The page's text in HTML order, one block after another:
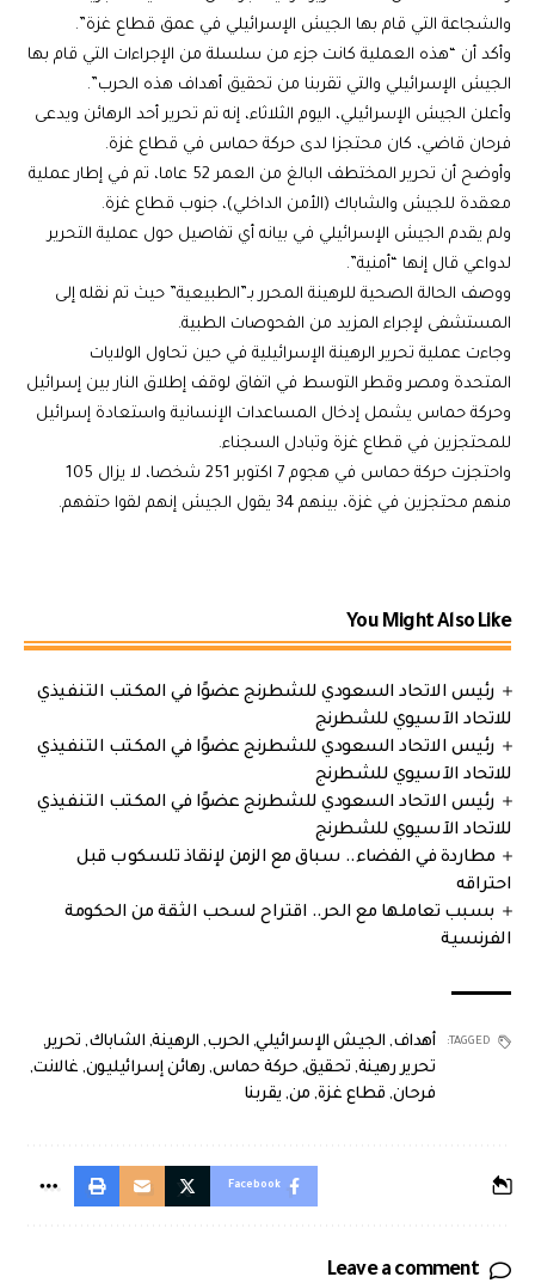
والشجاعة التي قام بها الجيش الإسرائيلي في عمق قطاع غزة”.
وأكد أن “هذه العملية كانت جزء من سلسلة من الإجراءات التي قام بها
الجيش الإسرائيلي والتي تقربنا من تحقيق أهداف هذه الحرب”.
وأعلن الجيش الإسرائيلي، اليوم الثلاثاء، إنه تم تحرير أحد الرهائن ويدعى
فرحان قاضي، كان محتجزا لدى حركة حماس في قطاع غزة.
وأوضح أن تحرير المختطف البالغ من العمر 52 عاما، تم في إطار عملية
معقدة للجيش والشاباك (الأمن الداخلي)، جنوب قطاع غزة.
ولم يقدم الجيش الإسرائيلي في بيانه أي تفاصيل حول عملية التحرير
لدواعي قال إنها “أمنية”.
ووصف الحالة الصحية للرهينة المحرر بـ”الطبيعية” حيث تم نقله إلى
المستشفى لإجراء المزيد من الفحوصات الطبية.
وجاءت عملية تحرير الرهينة الإسرائيلية في حين تحاول الولايات
المتحدة ومصر وقطر التوسط في اتفاق لوقف إطلاق النار بين إسرائيل
وحركة حماس يشمل إدخال المساعدات الإنسانية واستعادة إسرائيل
للمحتجزين في قطاع غزة وتبادل السجناء.
واحتجزت حركة حماس في هجوم 7 اكتوبر 251 شخصا، لا يزال 105
منهم محتجزين في غزة، بينهم 34 يقول الجيش إنهم لقوا حتفهم.
You Might Also Like
رئيس الاتحاد السعودي للشطرنج عضوًا في المكتب التنفيذي
للاتحاد الآسيوي للشطرنج
رئيس الاتحاد السعودي للشطرنج عضوًا في المكتب التنفيذي
للاتحاد الآسيوي للشطرنج
رئيس الاتحاد السعودي للشطرنج عضوًا في المكتب التنفيذي
للاتحاد الآسيوي للشطرنج
مطاردة في الفضاء.. سباق مع الزمن لإنقاذ تلسكوب قبل
احتراقه
بسبب تعاملها مع الحر.. اقتراح لسحب الثقة من الحكومة
الفرنسية
TAGGED: أهداف, الجيش الإسرائيلي, الحرب, الرهينة, الشاباك, تحرير,
تحرير رهينة, تحقيق, حركة حماس, رهائن إسرائيليون, غالانت,
فرحان, قطاع غزة, من, يقربنا
Facebook
Leave a comment